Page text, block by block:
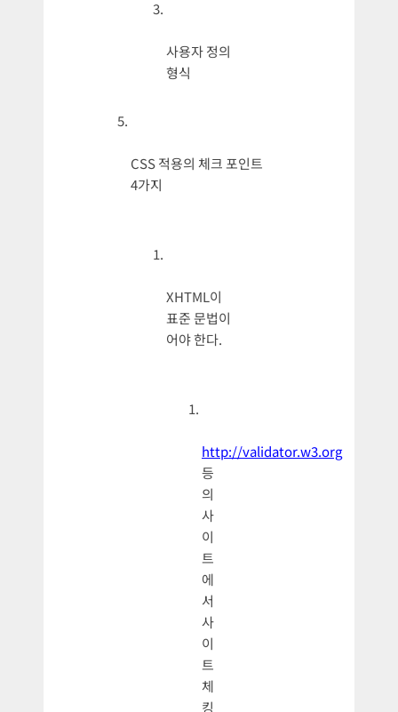
사용자 정의
형식
CSS 적용의 체크 포인트
4가지
XHTML이
표준 문법이
어야 한다.
http://validator.w3.org
등
의
사
이
트
에
서
사
이
트
체
킹